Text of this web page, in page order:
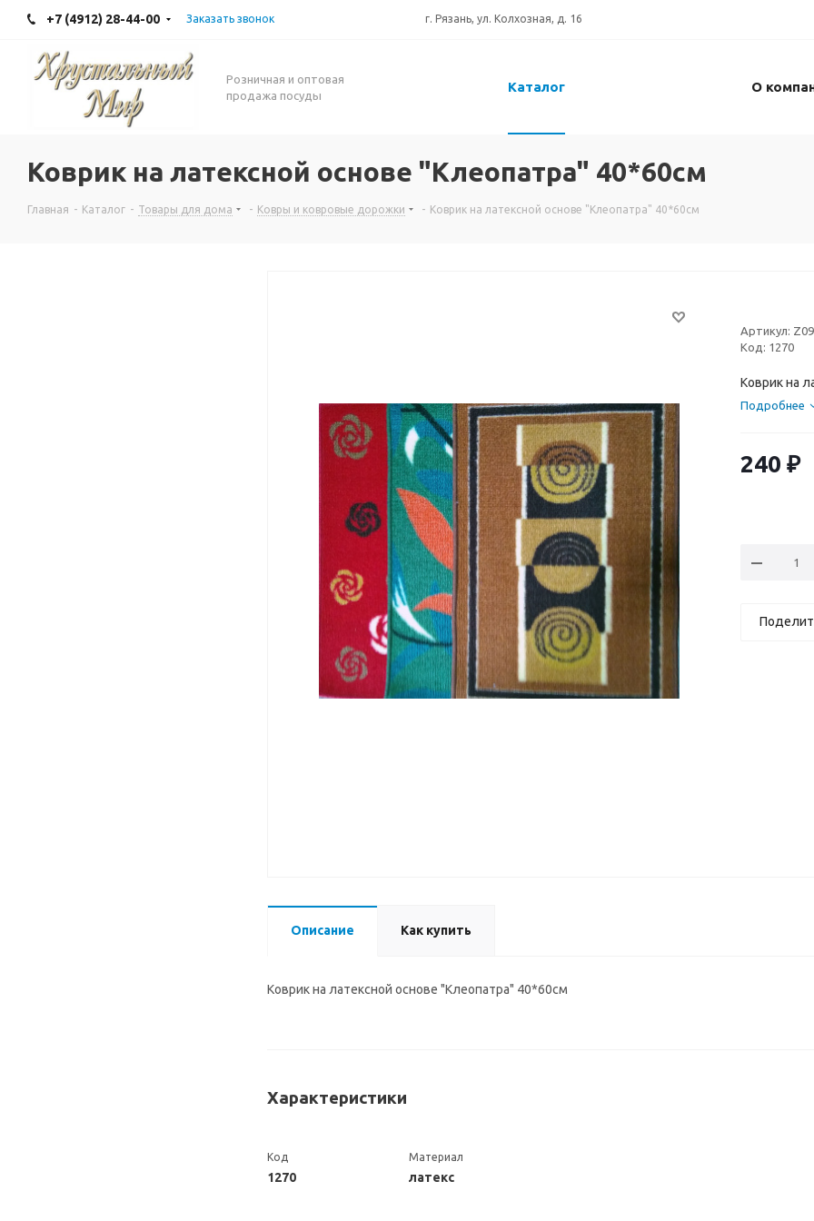
+7 (4912) 28-44-00 Заказать звонок г. Рязань, ул. Колхозная, д. 16
Розничная и оптовая
продажа посуды
Каталог О
Коврик на латексной основе "Клеопатра" 40*60см
Главная - Каталог - Товары для дома - Ковры и ковровые дорожки - Коврик на латексной основе "Клеопатра" 40*60см
Артикул:
Код: 1270
Коврик на
Подробнее
240 ₽
Описание Как купить
Коврик на латексной основе "Клеопатра" 40*60см
Характеристики
Код
1270
Материал
латекс